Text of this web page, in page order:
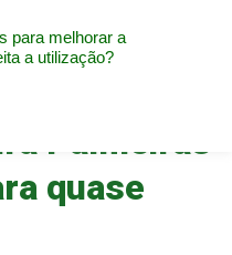
Palmeiras
quase
para melhorar a
a utilização?